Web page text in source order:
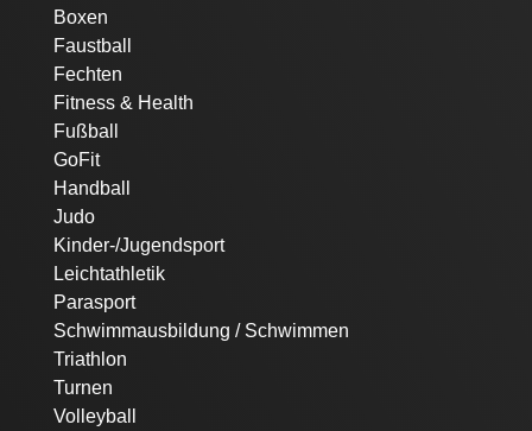
überspringen
Boxen
Faustball
Fechten
Fitness & Health
Fußball
GoFit
Handball
Judo
Kinder-/Jugendsport
Leichtathletik
Parasport
Schwimmausbildung / Schwimmen
Triathlon
Turnen
Volleyball